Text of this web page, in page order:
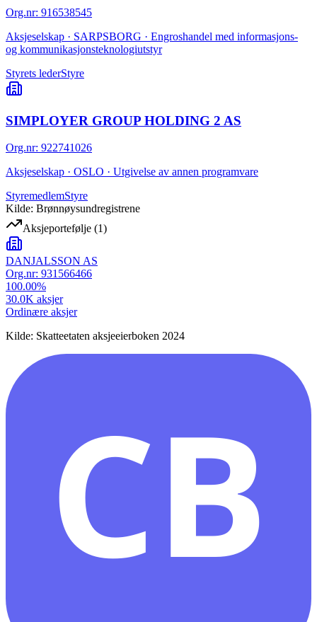
Org.nr: 916538545
Aksjeselskap · SARPSBORG · Engroshandel med informasjons-
og kommunikasjonsteknologiutstyr
Styrets lederStyre
SIMPLOYER GROUP HOLDING 2 AS
Org.nr: 922741026
Aksjeselskap · OSLO · Utgivelse av annen programvare
StyremedlemStyre
Kilde: Brønnøysundregistrene
Aksjeportefølje (1)
DANJALSSON AS
Org.nr: 931566466
100.00%
30.0K aksjer
Ordinære aksjer
Kilde: Skatteetaten aksjeeierboken 2024
CB